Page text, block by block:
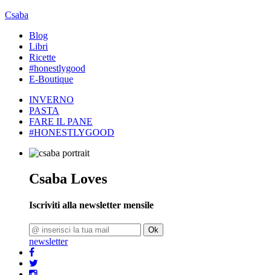
Csaba
Blog
Libri
Ricette
#honestlygood
E-Boutique
INVERNO
PASTA
FARE IL PANE
#HONESTLYGOOD
Csaba Loves
Iscriviti alla newsletter mensile
Ok
newsletter